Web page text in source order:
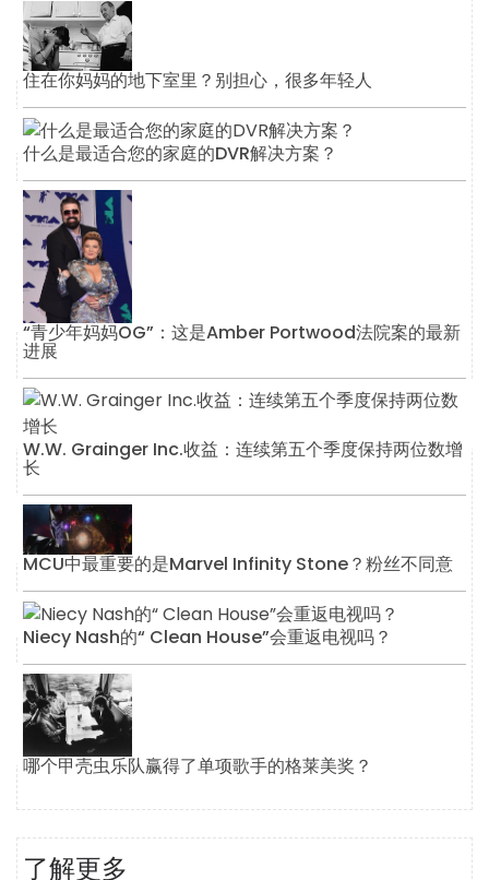
住在你妈妈的地下室里？别担心，很多年轻人
什么是最适合您的家庭的DVR解决方案？
“青少年妈妈OG”：这是Amber Portwood法院案的最新
进展
W.W. Grainger Inc.收益：连续第五个季度保持两位数增
长
MCU中最重要的是Marvel Infinity Stone？粉丝不同意
Niecy Nash的“ Clean House”会重返电视吗？
哪个甲壳虫乐队赢得了单项歌手的格莱美奖？
了解更多